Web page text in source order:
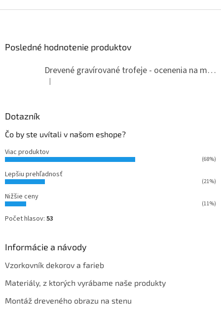
Posledné hodnotenie produktov
Drevené gravírované trofeje - ocenenia na mieru
Hodnotenie produktu je 5 z 5 hviezdičiek.
|
Dotazník
Čo by ste uvítali v našom eshope?
Viac produktov
(68%)
Lepšiu prehľadnosť
(21%)
Nižšie ceny
(11%)
Počet hlasov: 53
Informácie a návody
Vzorkovník dekorov a farieb
Materiály, z ktorých vyrábame naše produkty
Montáž dreveného obrazu na stenu